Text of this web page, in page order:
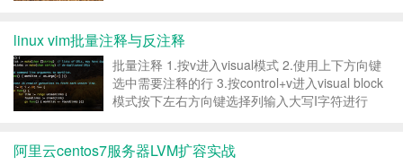
linux vim批量注释与反注释
批量注释 1.按v进入visual模式 2.使用上下方向键
选中需要注释的行 3.按control+v进入visual block
模式按下左右方向键选择列输入大写I字符进行
阿里云centos7服务器LVM扩容实战